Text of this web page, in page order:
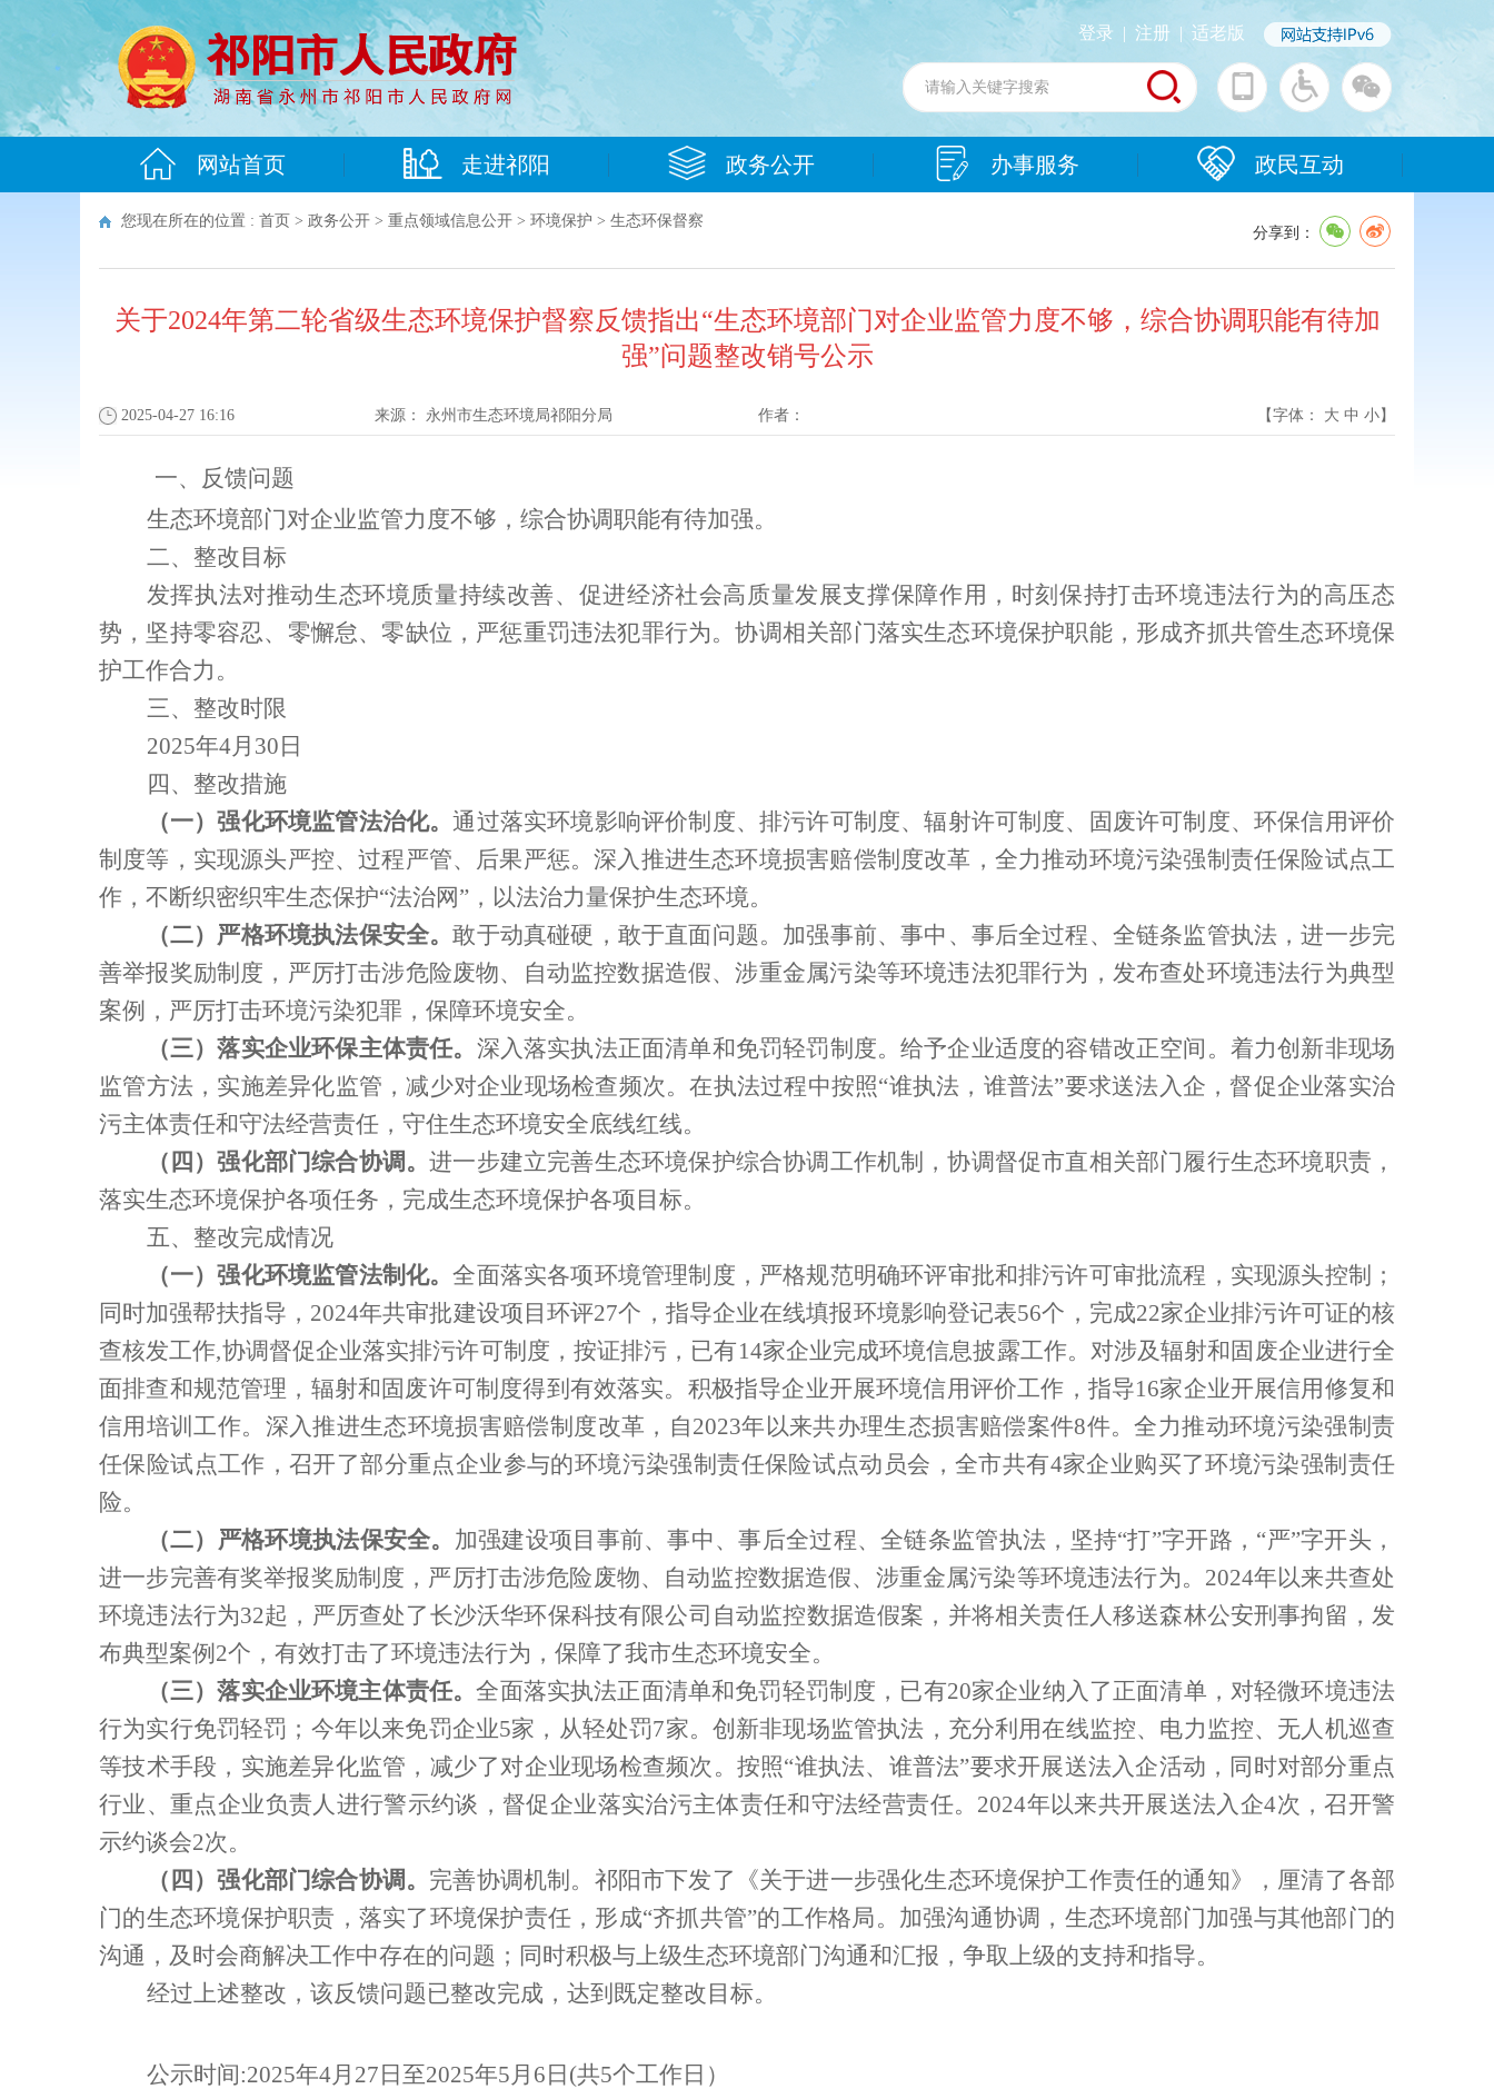
登录 | 注册 | 适老版
网站首页 走进祁阳 政务公开 办事服务 政民互动
您现在所在的位置 : 首页 > 政务公开 > 重点领域信息公开 > 环境保护 > 生态环保督察
分享到：
关于2024年第二轮省级生态环境保护督察反馈指出“生态环境部门对企业监管力度不够，综合协调职能有待加
强”问题整改销号公示
2025-04-27 16:16 来源： 永州市生态环境局祁阳分局 作者： 【字体： 大 中 小】
一、反馈问题
生态环境部门对企业监管力度不够，综合协调职能有待加强。
二、整改目标
发挥执法对推动生态环境质量持续改善、促进经济社会高质量发展支撑保障作用，时刻保持打击环境违法行为的高压态
势，坚持零容忍、零懈怠、零缺位，严惩重罚违法犯罪行为。协调相关部门落实生态环境保护职能，形成齐抓共管生态环境保
护工作合力。
三、整改时限
2025年4月 30 日
四、整改措施
（一）强化环境监管法治化。通过落实环境影响评价制度、排污许可制度、辐射许可制度、固废许可制度、环保信用评价
制度等，实现源头严控、过程严管、后果严惩。深入推进生态环境损害赔偿制度改革，全力推动环境污染强制责任保险试点工
作，不断织密织牢生态保护“法治网”，以法治力量保护生态环境。
（二）严格环境执法保安全。敢于动真碰硬，敢于直面问题。加强事前、事中、事后全过程、全链条监管执法，进一步完
善举报奖励制度，严厉打击涉危险废物、自动监控数据造假、涉重金属污染等环境违法犯罪行为，发布查处环境违法行为典型
案例，严厉打击环境污染犯罪，保障环境安全。
（三）落实企业环保主体责任。 深入落实执法正面清单和免罚轻罚制度。给予企业适度的容错改正空间。着力创新非现场
监管方法，实施差异化监管，减少对企业现场检查频次。在执法过程中按照“谁执法，谁普法”要求送法入企，督促企业落实治
污主体责任和守法经营责任，守住生态环境安全底线红线。
（四）强化部门综合协调。进一步建立完善生态环境保护综合协调工作机制，协调督促市直相关部门履行生态环境职责，
落实生态环境保护各项任务，完成生态环境保护各项目标。
五、整改完成情况
（一）强化环境监管法制化。全面落实各项环境管理制度，严格规范明确环评审批和排污许可审批流程，实现源头控制；
同时加强帮扶指导， 2024年共审批建设项目环评27个，指导企业在线填报环境影响登记表56个，完成22家企业排污许可证的核
查核发工作,协调督促企业落实排污许可制度，按证排污，已有14家企业完成环境信息披露工作。对涉及辐射和固废企业进行全
面排查和规范管理，辐射和固废许可制度得到有效落实。积极指导企业开展环境信用评价工作，指导16家企业开展信用修复和
信用培训工作。深入推进生态环境损害赔偿制度改革，自2023年以来共办理生态损害赔偿案件8件。全力推动环境污染强制责
任保险试点工作，召开了部分重点企业参与的环境污染强制责任保险试点动员会，全市共有4家企业购买了环境污染强制责任
险。
（二） 严格环境执法保安全。 加强建设项目事前、事中、事后全过程、全链条监管执法，坚持“打”字开路，“严”字开头，
进一步完善有奖举报奖励制度，严厉打击涉危险废物、自动监控数据造假、涉重金属污染等环境违法行为。 2024年以来共查处
环境违法行为32起，严厉查处了长沙沃华环保科技有限公司自动监控数据造假案，并将相关责任人移送森林公安刑事拘留，发
布典型案例 2个，有效打击了环境违法行为，保障了我市生态环境安全。
（三）落实企业环境主体责任。全面落实执法正面清单和免罚轻罚制度，已有20家企业纳入了正面清单，对轻微环境违法
行为实行免罚轻罚；今年以来免罚企业5家，从轻处罚7家。创新非现场监管执法，充分利用在线监控、电力监控、无人机巡查
等技术手段，实施差异化监管，减少了对企业现场检查频次。按照“谁执法、谁普法”要求开展送法入企活动，同时对部分重点
行业、重点企业负责人进行警示约谈，督促企业落实治污主体责任和守法经营责任。 2024年以来共开展送法入企4次，召开警
示约谈会2次。
（四）强化部门综合协调。 完善协调机制。祁阳市下发了《关于进一步强化生态环境保护工作责任的通知》，厘清了各部
门的生态环境保护职责，落实了环境保护责任，形成“齐抓共管”的工作格局。加强沟通协调，生态环境部门加强与其他部门的
沟通，及时会商解决工作中存在的问题；同时积极与上级生态环境部门沟通和汇报，争取上级的支持和指导。
经过上述整改，该反馈问题已整改完成，达到既定整改目标。
公示时间:2025年4月 27 日至2025年5月 6 日 (共5个工作日）